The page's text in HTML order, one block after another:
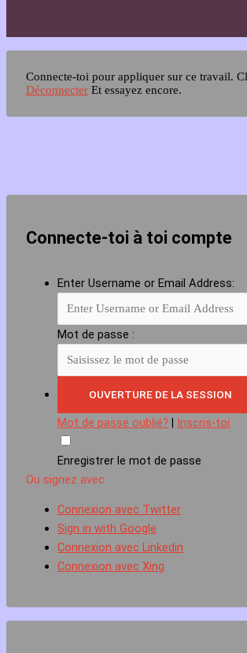
Connecte-toi pour appliquer sur ce travail.
Déconnecter Et essayez encore.
Connecte-toi à toi compte
Enter Username or Email Address:
Mot de passe :
Mot de passe oublié? | Inscris-toi
Enregistrer le mot de passe
Ou signez avec
Connexion avec Twitter
Sign in with Google
Connexion avec Linkedin
Connexion avec Xing